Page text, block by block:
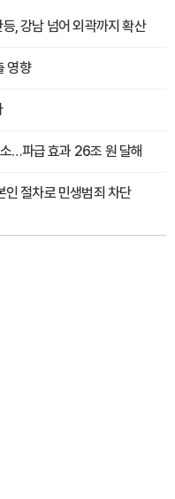
, 강남 넘어 외곽까지 확산
영향
…파급 효과 26조 원 달해
인 절차로 민생범죄 차단